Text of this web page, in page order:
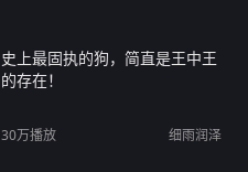
史上最固执的狗，简直是王中王
的存在！
30万播放 细雨润泽